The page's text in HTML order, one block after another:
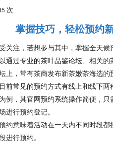
次
掌握技巧，轻松预约
关注，若想参与其中，掌握全天候
通过专业的茶叶品鉴论坛、相关
上，常有茶商发布新茶嫩茶海选的
前常见的预约方式有线上和线下
例，其官网预约系统操作简便，
进行预约登记。
约意味着活动在一天内不同时段
进行预约。